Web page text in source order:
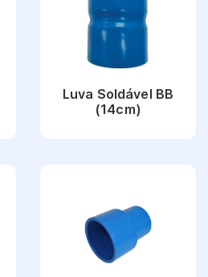
Luva Soldável BB
(14cm)